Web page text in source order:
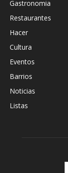
Gastronomia
Restaurantes
Hacer
Cultura
Eventos
Barrios
Noticias
Listas